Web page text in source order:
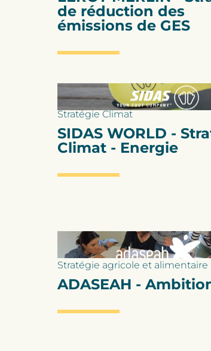
de réduction des
émissions de GES
Stratégie Climat
SIDAS WORLD -
Climat - Energie
Stratégie agricole et alimentaire
ADASEAH -